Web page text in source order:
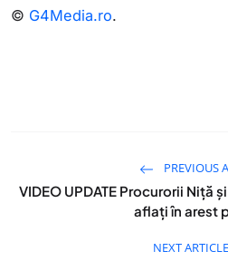
© G4Media.ro.
PREVIOUS
VIDEO UPDATE Procurorii Niță
aflați în arest
NEXT ARTICLE